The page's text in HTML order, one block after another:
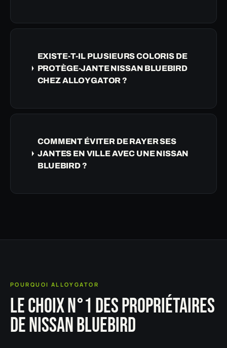
EXISTE-T-IL PLUSIEURS COLORIS DE
PROTÈGE-JANTE NISSAN BLUEBIRD
CHEZ ALLOYGATOR ?
COMMENT ÉVITER DE RAYER SES
JANTES EN VILLE AVEC UNE NISSAN
BLUEBIRD ?
POURQUOI ALLOYGATOR
LE CHOIX N°1 DES PROPRIÉTAIRES
DE NISSAN BLUEBIRD